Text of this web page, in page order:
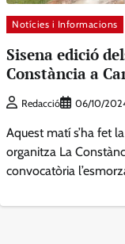
Notícies i Informacions
Sisena edició
Constància a
Redacció 06/10/
Aquest matí s’ha fet
organitza La
convocatòria